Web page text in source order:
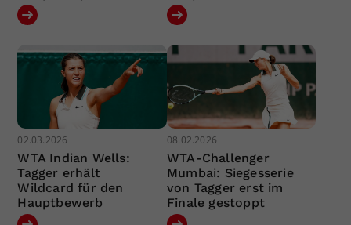
02.03.2026
WTA Indian Wells:
Tagger erhält
Wildcard für den
Hauptbewerb
08.02.2026
WTA-Challenger
Mumbai: Siegesserie
von Tagger erst im
Finale gestoppt